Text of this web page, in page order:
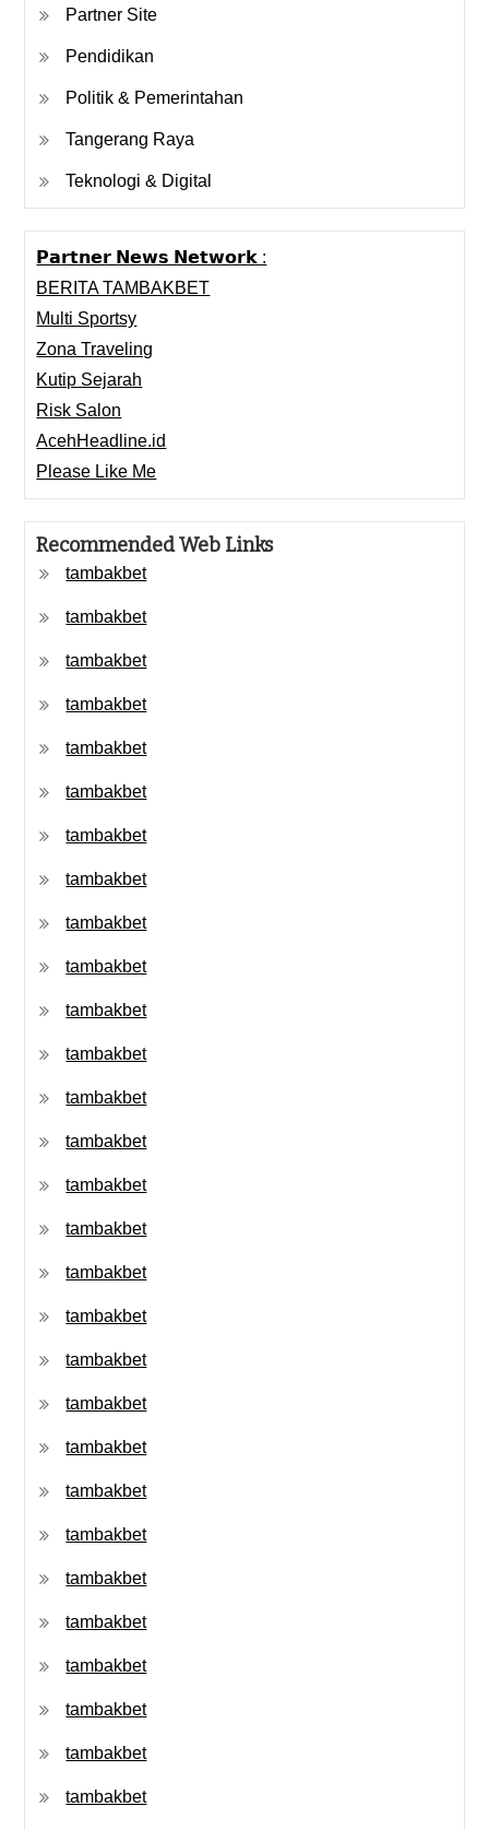
Partner Site
Pendidikan
Politik & Pemerintahan
Tangerang Raya
Teknologi & Digital
𝗣𝗮𝗿𝘁𝗻𝗲𝗿 𝗡𝗲𝘄𝘀 𝗡𝗲𝘁𝘄𝗼𝗿𝗸 :
BERITA TAMBAKBET
Multi Sportsy
Zona Traveling
Kutip Sejarah
Risk Salon
AcehHeadline.id
Please Like Me
Recommended Web Links
tambakbet
tambakbet
tambakbet
tambakbet
tambakbet
tambakbet
tambakbet
tambakbet
tambakbet
tambakbet
tambakbet
tambakbet
tambakbet
tambakbet
tambakbet
tambakbet
tambakbet
tambakbet
tambakbet
tambakbet
tambakbet
tambakbet
tambakbet
tambakbet
tambakbet
tambakbet
tambakbet
tambakbet
tambakbet